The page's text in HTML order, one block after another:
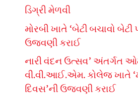
ડિગ્રી મેળવી
મોરબી ખાતે ‘બેટી બચાવો
ઉજવણી કરાઈ
નારી વંદન ઉત્સવ’ અંતર્ગત
વી.વી.આઈ.એમ. કોલેજ ખાતે
દિવસ’ની ઉજવણી કરાઈ